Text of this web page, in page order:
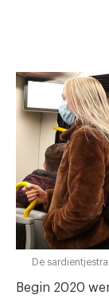
De
Begin 2020